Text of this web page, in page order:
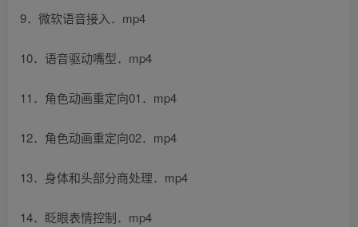
9．微软语音接入．mp4
10．语音驱动嘴型．mp4
11．角色动画重定向01．mp4
12．角色动画重定向02．mp4
13．身体和头部分商处理．mp4
14．眨眼表情控制．mp4